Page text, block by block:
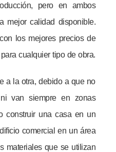
pero en ambos
mejor calidad disponible.
los mejores precios de
cualquier tipo de obra.
a la otra, debido a que no
van siempre en zonas
construir una casa en un
comercial en un área
materiales que se utilizan